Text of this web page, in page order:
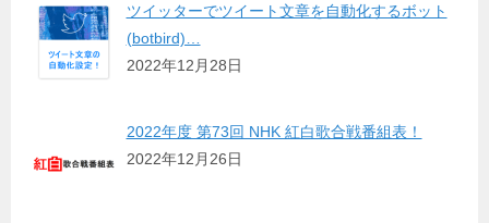
ツイッターでツイート文章を自動化するボット
(botbird)…
2022年12月28日
2022年度 第73回 NHK 紅白歌合戦番組表！
2022年12月26日